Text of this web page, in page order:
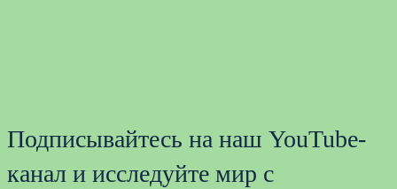
Подписывайтесь на наш YouTube-
канал и исследуйте мир с